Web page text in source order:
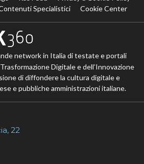
Specialistici
Cookie Center
network in Italia di testate e portali
Digitale e dell’Innovazione
di diffondere la cultura digitale e
e pubbliche amministrazioni italiane.
22